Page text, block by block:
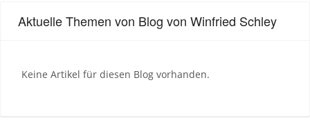
Aktuelle Themen von Blog von Winfried Schley
Keine Artikel für diesen Blog vorhanden.